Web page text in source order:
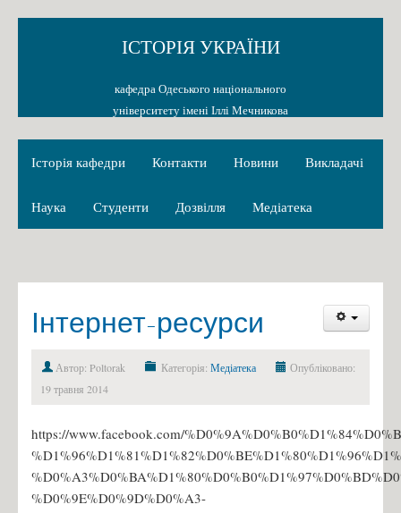
ІСТОРІЯ УКРАЇНИ
кафедра Одеського національного
університету імені Іллі Мечникова
Історія кафедри Контакти Новини Викладачі
Наука Студенти Дозвілля Медіатека
Інтернет-ресурси
Автор: Poltorak Категорія: Медіатека
Опубліковано:
19 травня 2014
https://www.facebook.com/
%D0%9E%D0%9D%D0%A3-